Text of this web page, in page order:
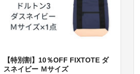
【特別割】10％OFF FIXTOTE ダ
スネイビー Ｍサイズ